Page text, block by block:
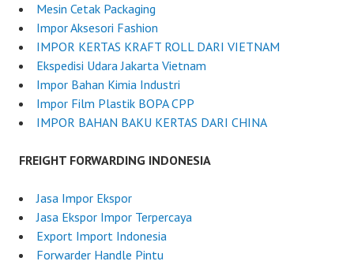
Mesin Cetak Packaging
Impor Aksesori Fashion
IMPOR KERTAS KRAFT ROLL DARI VIETNAM
Ekspedisi Udara Jakarta Vietnam
Impor Bahan Kimia Industri
Impor Film Plastik BOPA CPP
IMPOR BAHAN BAKU KERTAS DARI CHINA
FREIGHT FORWARDING INDONESIA
Jasa Impor Ekspor
Jasa Ekspor Impor Terpercaya
Export Import Indonesia
Forwarder Handle Pintu